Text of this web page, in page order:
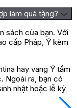
làm quà tặng?
sách của bạn. Với
cấp Pháp, Ý kèm
hay vang Ý tầm
Ngoài ra, bạn có
nhật hoặc lễ kỷ